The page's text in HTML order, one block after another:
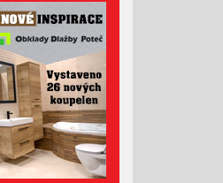
Srpen 2022
Červenec 2022
Červen 2022
Květen 2022
Duben 2022
Březen 2022
Únor 2022